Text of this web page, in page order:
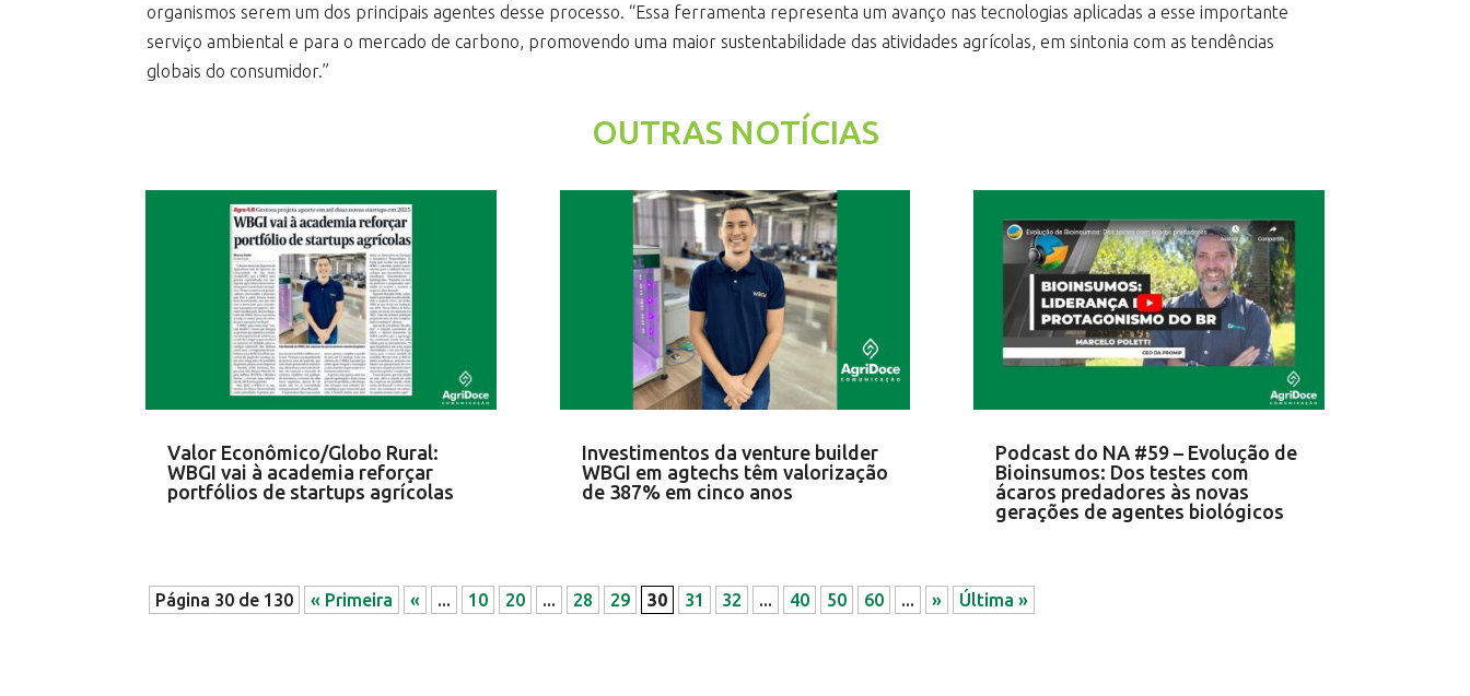
organismos serem um dos principais agentes desse processo. “Essa ferramenta representa um avanço nas tecnologias aplicadas a esse importante
serviço ambiental e para o mercado de carbono, promovendo uma maior sustentabilidade das atividades agrícolas, em sintonia com as tendências
globais do consumidor.”
OUTRAS NOTÍCIAS
Valor Econômico/Globo Rural:
WBGI vai à academia reforçar
portfólios de startups agrícolas
Investimentos da venture builder
WBGI em agtechs têm valorização
de 387% em cinco anos
Podcast do NA #59 – Evolução de
Bioinsumos: Dos testes com
ácaros predadores às novas
gerações de agentes biológicos
Página 30 de 130 « Primeira « ... 10 20 ... 28 29 30 31 32 ... 40 50 60 ... » Última »